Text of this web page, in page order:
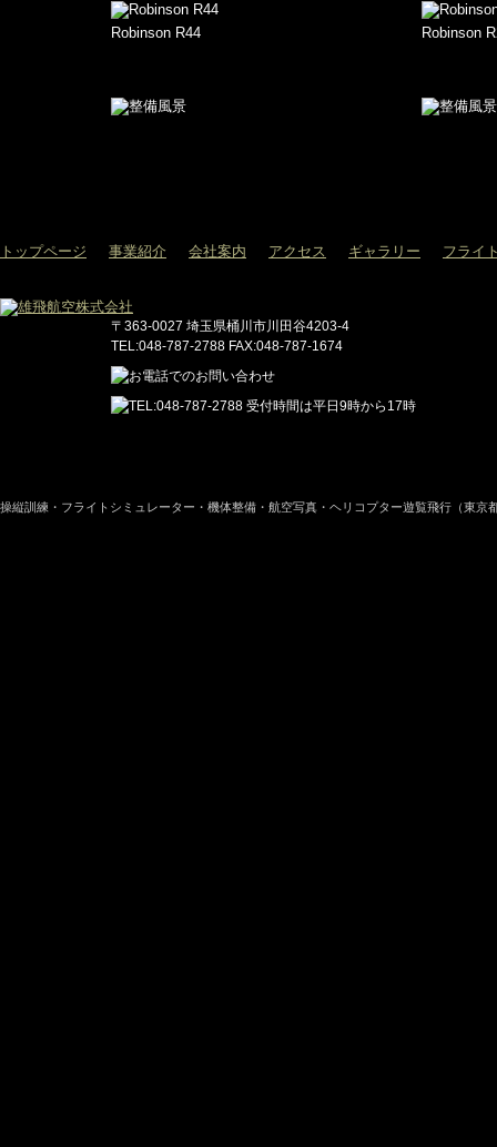
Robinson R44 Robinson
トップページ 事業紹介 会社案内 アクセス ギャラリー フライ
〒363-0027 埼玉県桶川市川田谷4203-4
TEL:048-787-2788 FAX:048-787-1674
操縦訓練・フライトシミュレーター・機体整備・航空写真・ヘリコプター遊覧飛行（東京